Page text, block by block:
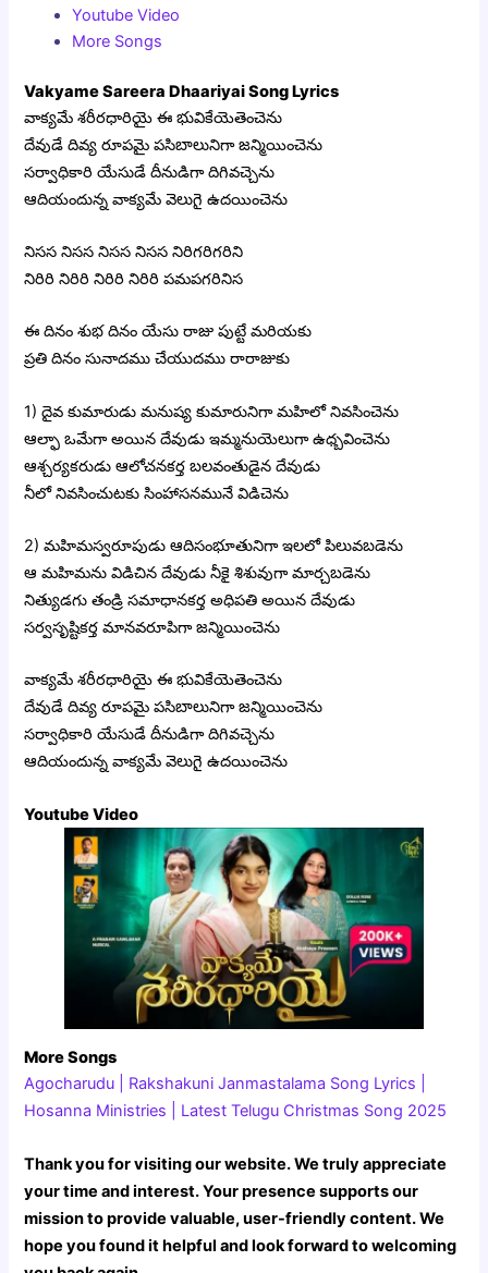
Youtube Video
More Songs
Vakyame Sareera Dhaariyai Song Lyrics
వాక్యమే శరీరధారియై ఈ భువికేయెతెంచెను
దేవుడే దివ్య రూపమై పసిబాలునిగా జన్మియించెను
సర్వాధికారి యేసుడే దీనుడిగా దిగివచ్చెను
ఆదియందున్న వాక్యమే వెలుగై ఉదయించెను
నిసస నిసస నిసస నిసస నిరిగరిగరిని
నిరిరి నిరిరి నిరిరి నిరిరి పమపగరినిస
ఈ దినం శుభ దినం యేసు రాజు పుట్టే మరియకు
ప్రతి దినం సునాదము చేయుదము రారాజుకు
1) దైవ కుమారుడు మనుష్య కుమారునిగా మహిలో నివసించెను
ఆల్ఫా ఒమేగా అయిన దేవుడు ఇమ్మనుయెలుగా ఉధ్బవించెను
ఆశ్చర్యకరుడు ఆలోచనకర్త బలవంతుడైన దేవుడు
నీలో నివసించుటకు సింహాసనమునే విడిచెను
2) మహిమస్వరూపుడు ఆదిసంభూతునిగా ఇలలో పిలువబడెను
ఆ మహిమను విడిచిన దేవుడు నీకై శిశువుగా మార్చబడెను
నిత్యుడగు తండ్రి సమాధానకర్త అధిపతి అయిన దేవుడు
సర్వసృష్టికర్త మానవరూపిగా జన్మియించెను
వాక్యమే శరీరధారియై ఈ భువికేయెతెంచెను
దేవుడే దివ్య రూపమై పసిబాలునిగా జన్మియించెను
సర్వాధికారి యేసుడే దీనుడిగా దిగివచ్చెను
ఆదియందున్న వాక్యమే వెలుగై ఉదయించెను
Youtube Video
More Songs
Agocharudu | Rakshakuni Janmastalama Song Lyrics |
Hosanna Ministries | Latest Telugu Christmas Song 2025
Thank you for visiting our website. We truly appreciate
your time and interest. Your presence supports our
mission to provide valuable, user-friendly content. We
hope you found it helpful and look forward to welcoming